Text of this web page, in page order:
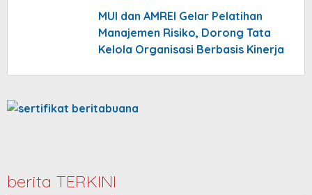
MUI dan AMREI Gelar Pelatihan
Manajemen Risiko, Dorong Tata
Kelola Organisasi Berbasis Kinerja
berita TERKINI